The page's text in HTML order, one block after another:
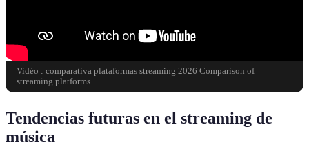
Vidéo : comparativa plataformas streaming 2026 Comparison of
streaming platforms
Tendencias futuras en el streaming de
música